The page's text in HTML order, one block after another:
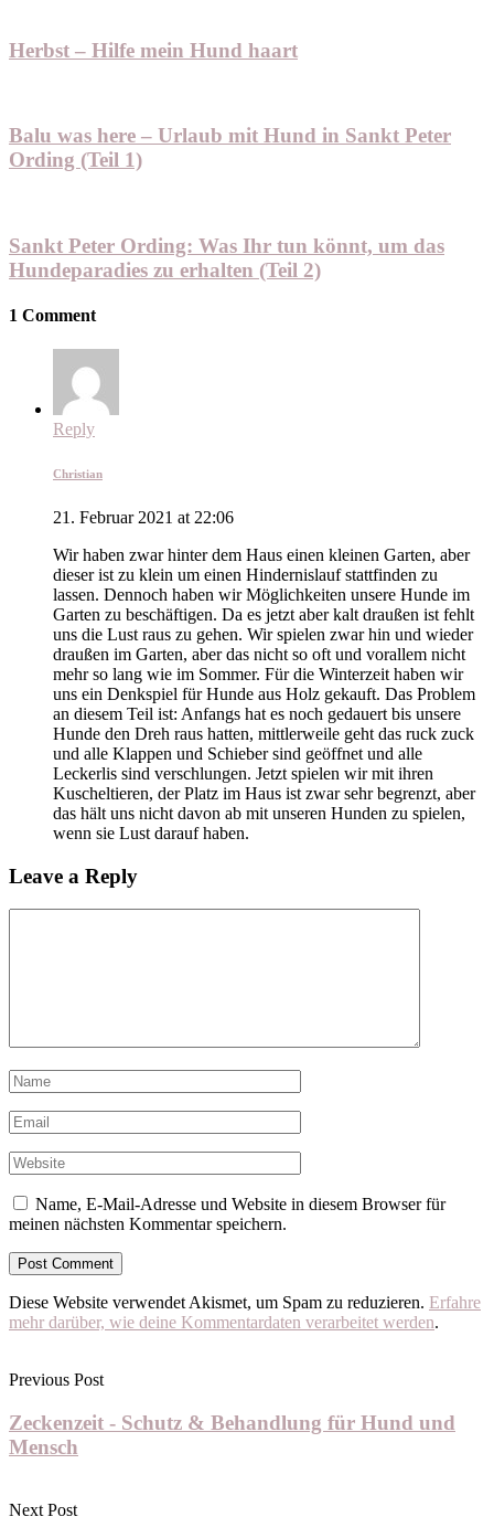
Herbst – Hilfe mein Hund haart
Balu was here – Urlaub mit Hund in Sankt Peter
Ording (Teil 1)
Sankt Peter Ording: Was Ihr tun könnt, um das
Hundeparadies zu erhalten (Teil 2)
1 Comment
Reply
Christian
21. Februar 2021 at 22:06
Wir haben zwar hinter dem Haus einen kleinen Garten, aber
dieser ist zu klein um einen Hindernislauf stattfinden zu
lassen. Dennoch haben wir Möglichkeiten unsere Hunde im
Garten zu beschäftigen. Da es jetzt aber kalt draußen ist fehlt
uns die Lust raus zu gehen. Wir spielen zwar hin und wieder
draußen im Garten, aber das nicht so oft und vorallem nicht
mehr so lang wie im Sommer. Für die Winterzeit haben wir
uns ein Denkspiel für Hunde aus Holz gekauft. Das Problem
an diesem Teil ist: Anfangs hat es noch gedauert bis unsere
Hunde den Dreh raus hatten, mittlerweile geht das ruck zuck
und alle Klappen und Schieber sind geöffnet und alle
Leckerlis sind verschlungen. Jetzt spielen wir mit ihren
Kuscheltieren, der Platz im Haus ist zwar sehr begrenzt, aber
das hält uns nicht davon ab mit unseren Hunden zu spielen,
wenn sie Lust darauf haben.
Leave a Reply
Name, E-Mail-Adresse und Website in diesem Browser für
meinen nächsten Kommentar speichern.
Diese Website verwendet Akismet, um Spam zu reduzieren. Erfahre
mehr darüber, wie deine Kommentardaten verarbeitet werden.
Previous Post
Zeckenzeit - Schutz & Behandlung für Hund und
Mensch
Next Post